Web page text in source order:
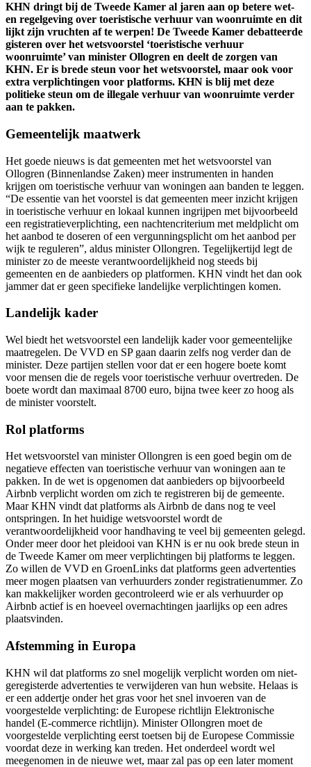
KHN dringt bij de Tweede Kamer al jaren aan op betere wet-
en regelgeving over toeristische verhuur van woonruimte en dit
lijkt zijn vruchten af te werpen! De Tweede Kamer debatteerde
gisteren over het wetsvoorstel ‘toeristische verhuur
woonruimte’ van minister Ollogren en deelt de zorgen van
KHN. Er is brede steun voor het wetsvoorstel, maar ook voor
extra verplichtingen voor platforms. KHN is blij met deze
politieke steun om de illegale verhuur van woonruimte verder
aan te pakken.
Gemeentelijk maatwerk
Het goede nieuws is dat gemeenten met het wetsvoorstel van
Ollogren (Binnenlandse Zaken) meer instrumenten in handen
krijgen om toeristische verhuur van woningen aan banden te leggen.
“De essentie van het voorstel is dat gemeenten meer inzicht krijgen
in toeristische verhuur en lokaal kunnen ingrijpen met bijvoorbeeld
een registratieverplichting, een nachtencriterium met meldplicht om
het aanbod te doseren of een vergunningsplicht om het aanbod per
wijk te reguleren”, aldus minister Ollongren. Tegelijkertijd legt de
minister zo de meeste verantwoordelijkheid nog steeds bij
gemeenten en de aanbieders op platformen. KHN vindt het dan ook
jammer dat er geen specifieke landelijke verplichtingen komen.
Landelijk kader
Wel biedt het wetsvoorstel een landelijk kader voor gemeentelijke
maatregelen. De VVD en SP gaan daarin zelfs nog verder dan de
minister. Deze partijen stellen voor dat er een hogere boete komt
voor mensen die de regels voor toeristische verhuur overtreden. De
boete wordt dan maximaal 8700 euro, bijna twee keer zo hoog als
de minister voorstelt.
Rol platforms
Het wetsvoorstel van minister Ollongren is een goed begin om de
negatieve effecten van toeristische verhuur van woningen aan te
pakken. In de wet is opgenomen dat aanbieders op bijvoorbeeld
Airbnb verplicht worden om zich te registreren bij de gemeente.
Maar KHN vindt dat platforms als Airbnb de dans nog te veel
ontspringen. In het huidige wetsvoorstel wordt de
verantwoordelijkheid voor handhaving te veel bij gemeenten gelegd.
Onder meer door het pleidooi van KHN is er nu ook brede steun in
de Tweede Kamer om meer verplichtingen bij platforms te leggen.
Zo willen de VVD en GroenLinks dat platforms geen advertenties
meer mogen plaatsen van verhuurders zonder registratienummer. Zo
kan makkelijker worden gecontroleerd wie er als verhuurder op
Airbnb actief is en hoeveel overnachtingen jaarlijks op een adres
plaatsvinden.
Afstemming in Europa
KHN wil dat platforms zo snel mogelijk verplicht worden om niet-
geregisterde advertenties te verwijderen van hun website. Helaas is
er een addertje onder het gras voor het snel invoeren van de
voorgestelde verplichting: de Europese richtlijn Elektronische
handel (E-commerce richtlijn). Minister Ollongren moet de
voorgestelde verplichting eerst toetsen bij de Europese Commissie
voordat deze in werking kan treden. Het onderdeel wordt wel
meegenomen in de nieuwe wet, maar zal pas op een later moment